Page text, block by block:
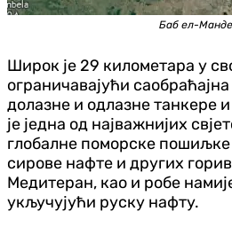
Баб ел-
Широк је 29 километара у
ограничавајући
долазне и одлазне танкере
је једна од најважнијих
глобалне поморске
сирове нафте и других
Медитеран, као и робе
укључујући руску нафту.